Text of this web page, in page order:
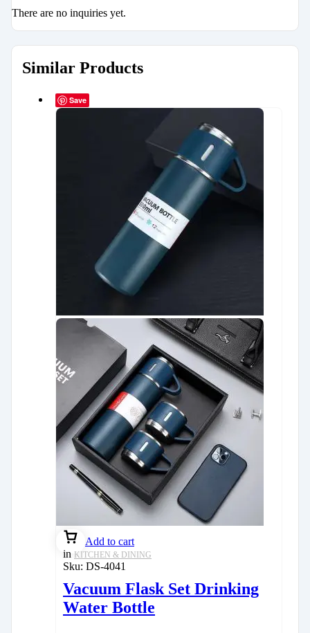
There are no inquiries yet.
Similar Products
Save
Add to cart
in KITCHEN & DINING
Sku: DS-4041
Vacuum Flask Set Drinking
Water Bottle